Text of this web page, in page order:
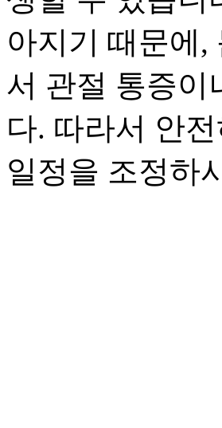
아지기 때문에,
서 관절 통증이
다. 따라서 안
일정을 조정하